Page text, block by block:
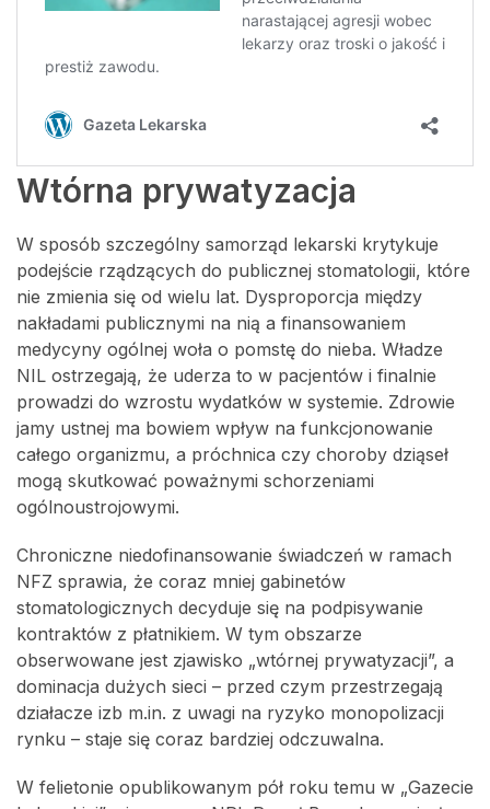
Wtórna prywatyzacja
W sposób szczególny samorząd lekarski krytykuje
podejście rządzących do publicznej stomatologii, które
nie zmienia się od wielu lat. Dysproporcja między
nakładami publicznymi na nią a finansowaniem
medycyny ogólnej woła o pomstę do nieba. Władze
NIL ostrzegają, że uderza to w pacjentów i finalnie
prowadzi do wzrostu wydatków w systemie. Zdrowie
jamy ustnej ma bowiem wpływ na funkcjonowanie
całego organizmu, a próchnica czy choroby dziąseł
mogą skutkować poważnymi schorzeniami
ogólnoustrojowymi.
Chroniczne niedofinansowanie świadczeń w ramach
NFZ sprawia, że coraz mniej gabinetów
stomatologicznych decyduje się na podpisywanie
kontraktów z płatnikiem. W tym obszarze
obserwowane jest zjawisko „wtórnej prywatyzacji”, a
dominacja dużych sieci – przed czym przestrzegają
działacze izb m.in. z uwagi na ryzyko monopolizacji
rynku – staje się coraz bardziej odczuwalna.
W felietonie opublikowanym pół roku temu w „Gazecie